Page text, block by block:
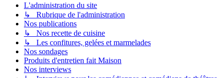
L'administration du site
↳ Rubrique de l'administration
Nos publications
↳ Nos recette de cuisine
↳ Les confitures, gelées et marmelades
Nos sondages
Produits d'entretien fait Maison
Nos interviews